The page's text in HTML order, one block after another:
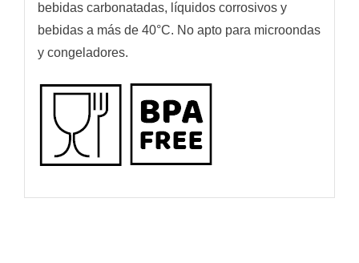
bebidas carbonatadas, líquidos corrosivos y
bebidas a más de 40°C. No apto para microondas
y congeladores.